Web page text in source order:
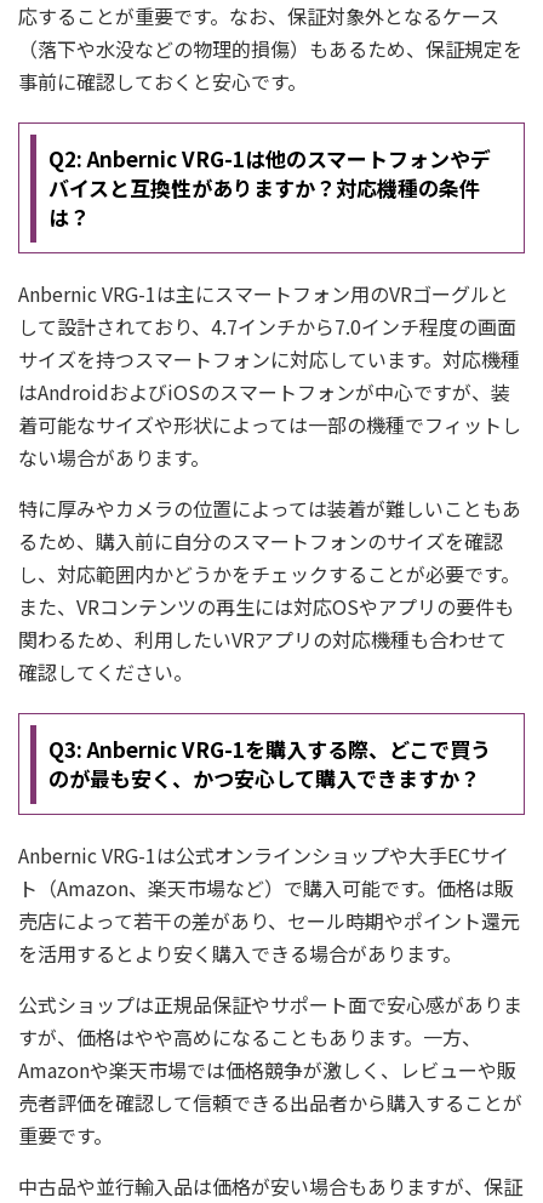
応することが重要です。なお、保証対象外となるケース
（落下や水没などの物理的損傷）もあるため、保証規定を
事前に確認しておくと安心です。
Q2: Anbernic VRG-1は他のスマートフォンやデ
バイスと互換性がありますか？対応機種の条件
は？
Anbernic VRG-1は主にスマートフォン用のVRゴーグルと
して設計されており、4.7インチから7.0インチ程度の画面
サイズを持つスマートフォンに対応しています。対応機種
はAndroidおよびiOSのスマートフォンが中心ですが、装
着可能なサイズや形状によっては一部の機種でフィットし
ない場合があります。
特に厚みやカメラの位置によっては装着が難しいこともあ
るため、購入前に自分のスマートフォンのサイズを確認
し、対応範囲内かどうかをチェックすることが必要です。
また、VRコンテンツの再生には対応OSやアプリの要件も
関わるため、利用したいVRアプリの対応機種も合わせて
確認してください。
Q3: Anbernic VRG-1を購入する際、どこで買う
のが最も安く、かつ安心して購入できますか？
Anbernic VRG-1は公式オンラインショップや大手ECサイ
ト（Amazon、楽天市場など）で購入可能です。価格は販
売店によって若干の差があり、セール時期やポイント還元
を活用するとより安く購入できる場合があります。
公式ショップは正規品保証やサポート面で安心感がありま
すが、価格はやや高めになることもあります。一方、
Amazonや楽天市場では価格競争が激しく、レビューや販
売者評価を確認して信頼できる出品者から購入することが
重要です。
中古品や並行輸入品は価格が安い場合もありますが、保証